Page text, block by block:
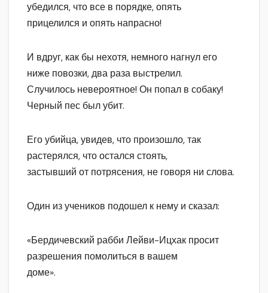
убедился, что все в порядке, опять
прицелился и опять напрасно!
И вдруг, как бы нехотя, немного нагнул его
ниже повозки, два раза выстрелил.
Случилось невероятное! Он попал в собаку!
Черный пес был убит.
Его убийца, увидев, что произошло, так
растерялся, что остался стоять,
застывший от потрясения, не говоря ни слова.
Один из учеников подошел к нему и сказал:
«Бердичевский рабби Лейви-Ицхак просит
разрешения помолиться в вашем
доме».